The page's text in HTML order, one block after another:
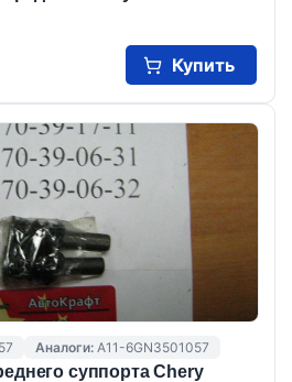
Купить
Аналоги: A11-6GN3501057
суппорта Chery